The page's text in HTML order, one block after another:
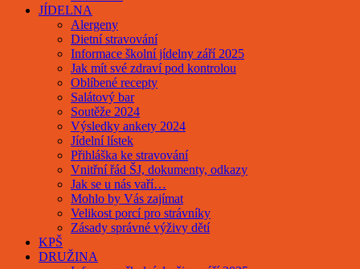
JÍDELNA
Alergeny
Dietní stravování
Informace školní jídelny září 2025
Jak mít své zdraví pod kontrolou
Oblíbené recepty
Salátový bar
Soutěže 2024
Výsledky ankety 2024
Jídelní lístek
Přihláška ke stravování
Vnitřní řád ŠJ, dokumenty, odkazy
Jak se u nás vaří…
Mohlo by Vás zajímat
Velikost porcí pro strávníky
Zásady správné výživy dětí
KPŠ
DRUŽINA